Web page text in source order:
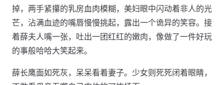
掉，两手紧攥的乳房血肉模糊，美妇眼中闪动着非人的光
芒，沾满血迹的嘴唇慢慢挑起，露出一个诡异的笑容。接
着薛夫人嘴一张，吐出一团红红的嫩肉，像做了一件好玩
的事般哈哈大笑起来。
薛长鹰面如死灰，呆呆看着妻子。少女则死死闭着眼睛，